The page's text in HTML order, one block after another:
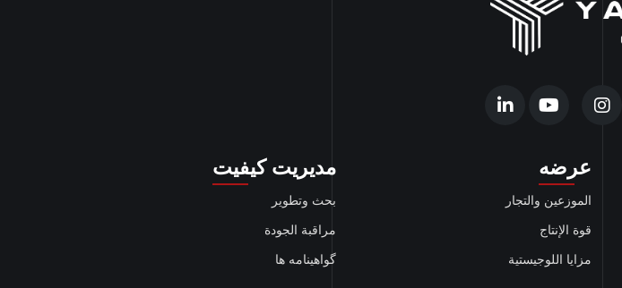
عرضه
الموزعين والتجار
قوة الإنتاج
مزايا اللوجيستية
مدیریت کیفیت
بحث وتطوير
مراقبة الجودة
گواهینامه ها